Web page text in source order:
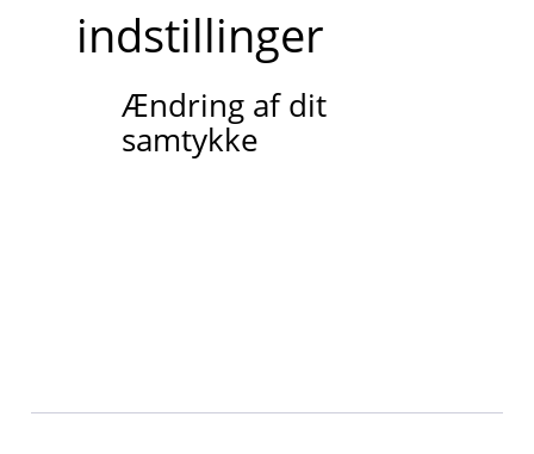
indstillinger
Ændring af dit
samtykke